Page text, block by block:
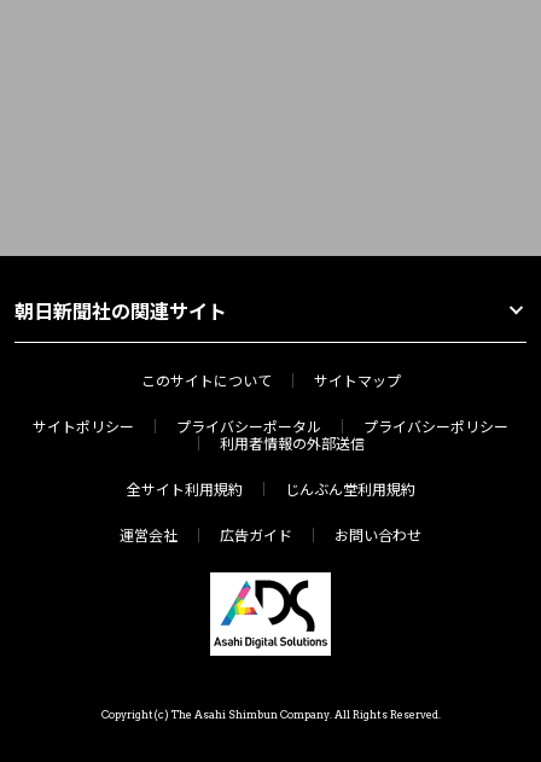
朝日新聞社の関連サイト
このサイトについて サイトマップ
サイトポリシー プライバシーポータル
プライバシーポリシー
利用者情報の外部送信
全サイト利用規約 じんぶん堂利用規約
運営会社 広告ガイド お問い合わせ
Copyright(c) The Asahi Shimbun Company. All Rights Reserved.